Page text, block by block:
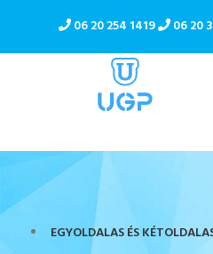
06 20 254 1419 06 20
EGYOLDALAS ÉS